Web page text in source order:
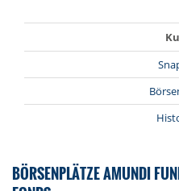
BÖRSENPLÄTZE AMUNDI